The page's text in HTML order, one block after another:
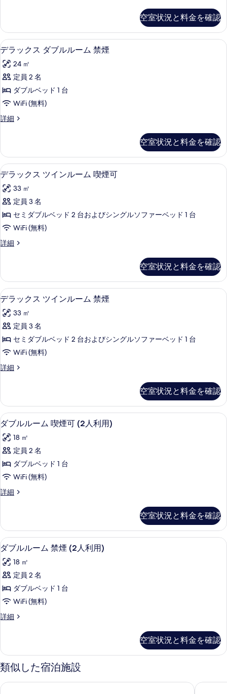
す
る
ル
ー
ム
喫
煙
可
の
す
の
写
真
を
表
示
る
ス
ダ
ブ
ル
ー
喫
煙
の
空室状況と料金を確認
デ
ラ
ッ
ク
ス
ブ
ル
ー
ム
禁
煙
の
す
べ
写
真
を
表
示
す
6
デラックス ダブルルーム 禁煙
24 ㎡
定員 2 名
ダブルベッド 1 台
WiFi (無料)
詳細
デ
ス
ダ
ブ
ル
ー
禁
煙
詳
空室状況と料金を確認
デ
ラ
ッ
ク
ス
イ
ル
ー
ム
喫
煙
可
の
す
の
写
真
を
表
示
る
6
デラックス ツインルーム 喫煙可
33 ㎡
定員 3 名
セミダブルベッド 2 台およびシングルソファーベッド 1 台
WiFi (無料)
詳細
デ
ス
ツ
イ
ル
ー
喫
煙
の
空室状況と料金を確認
デ
ラ
ッ
ク
ス
イ
ル
ー
ム
禁
煙
の
す
べ
写
真
を
表
示
す
6
デラックス ツインルーム 禁煙
33 ㎡
定員 3 名
セミダブルベッド 2 台およびシングルソファーベッド 1 台
WiFi (無料)
詳細
デ
ス
ツ
イ
ン
ル
ー
禁
煙
詳
空室状況と料金を確認
ダ
ブ
ル
ル
ー
喫
可
(2
人
利
用)
の
す
べ
写
真
を
6
ダブルルーム 喫煙可 (2人利用)
18 ㎡
定員 2 名
ダブルベッド 1 台
WiFi (無料)
詳細
ダ
ー
ム
喫
煙
可
(2
利
用)
詳
空室状況と料金を確認
ダ
ブ
ル
ル
ー
禁
(2
人
利
用)
6
ダブルルーム 禁煙 (2人利用)
18 ㎡
定員 2 名
ダブルベッド 1 台
WiFi (無料)
詳細
ダ
ー
ム
禁
(2
空室状況と料金を確認
類似した宿泊施設
ドーミーイン甲府丸の内 東横